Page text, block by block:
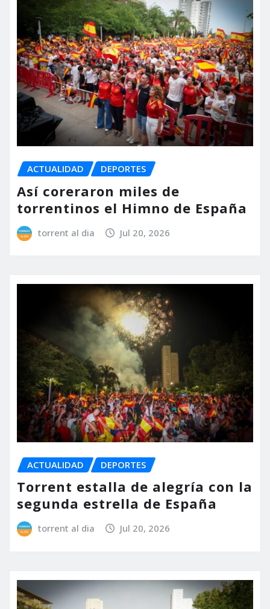
ACTUALIDAD DEPORTES
Así coreraron miles de
torrentinos el Himno de España
torrent al dia Jul 20, 2026
ACTUALIDAD DEPORTES
Torrent estalla de alegría con la
segunda estrella de España
torrent al dia Jul 20, 2026